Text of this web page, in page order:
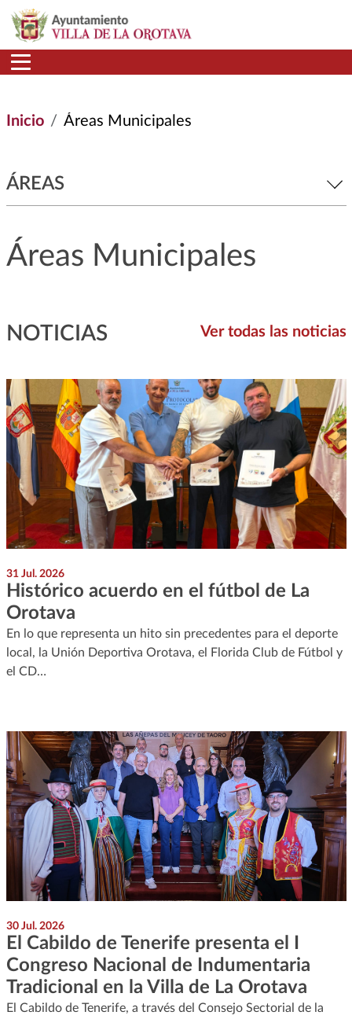
Pasar al contenido principal
Inicio Áreas Municipales
ÁREAS
Áreas Municipales
NOTICIAS Ver todas las noticias
31 Jul. 2026
Histórico acuerdo en el fútbol de La
Orotava
En lo que representa un hito sin precedentes para el deporte
local, la Unión Deportiva Orotava, el Florida Club de Fútbol y
el CD…
30 Jul. 2026
El Cabildo de Tenerife presenta el I
Congreso Nacional de Indumentaria
Tradicional en la Villa de La Orotava
El Cabildo de Tenerife, a través del Consejo Sectorial de la